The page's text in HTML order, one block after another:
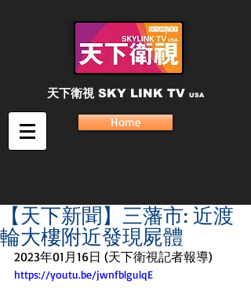
天下衛視 SKY LINK TV USA
Home
【天下新聞】三藩市: 近渡
輪大樓附近發現屍體
2023年01月16日 (天下衛視記者報導)
https://youtu.be/jwnfblgulqE